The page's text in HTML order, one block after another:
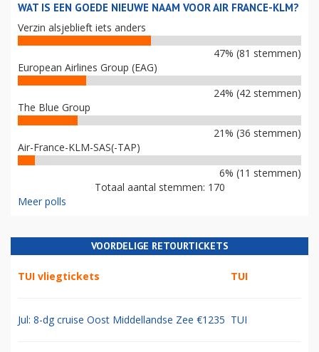
WAT IS EEN GOEDE NIEUWE NAAM VOOR AIR FRANCE-KLM?
Verzin alsjeblieft iets anders
47% (81 stemmen)
European Airlines Group (EAG)
24% (42 stemmen)
The Blue Group
21% (36 stemmen)
Air-France-KLM-SAS(-TAP)
6% (11 stemmen)
Totaal aantal stemmen: 170
Meer polls
VOORDELIGE RETOURTICKETS
TUI vliegtickets TUI
Jul: 8-dg cruise Oost Middellandse Zee €1235 TUI